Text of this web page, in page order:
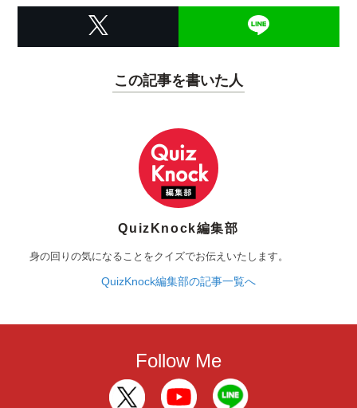
この記事を書いた人
QuizKnock編集部
身の回りの気になることをクイズでお伝えいたします。
QuizKnock編集部の記事一覧へ
Follow Me